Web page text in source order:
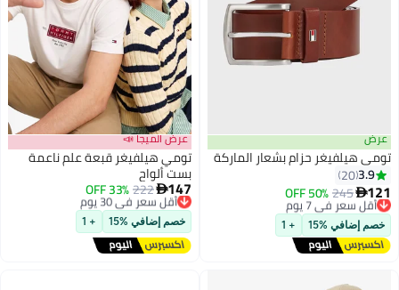
2
عرض
تومي هيلفيغر حزام بشعار الماركة
3.9
20
121
245
50% OFF
أقل سعر في 7 يوم
توصيل مجاني
أقل سعر في 7 يوم
خصم إضافي %15 + 1
6
عرض الميجا 📣
تومي هيلفيغر قبعة علم ناعمة
بست ألواح
147
222
33% OFF
أقل سعر في 30 يوم
توصيل مجاني
أقل سعر في 30 يوم
خصم إضافي %15 + 1